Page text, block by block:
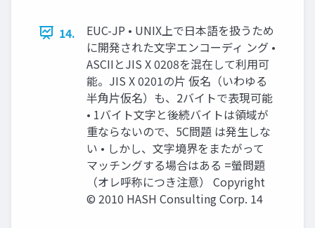
14.
EUC-JP • UNIX上で日本語を扱うため
に開発された文字エンコーディ ング •
ASCIIとJIS X 0208を混在して利用可
能。JIS X 0201の片 仮名（いわゆる
半角片仮名）も、2バイトで表現可能
• 1バイト文字と後続バイトは領域が
重ならないので、5C問題 は発生しな
い • しかし、文字境界をまたがって
マッチングする場合はある =螢問題
（オレ呼称につき注意） Copyright
© 2010 HASH Consulting Corp. 14